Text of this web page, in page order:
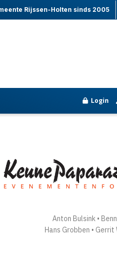
Rijssen-Holten sinds 2005
Login
Anton Bulsink •
Hans Grobben • Gerrit